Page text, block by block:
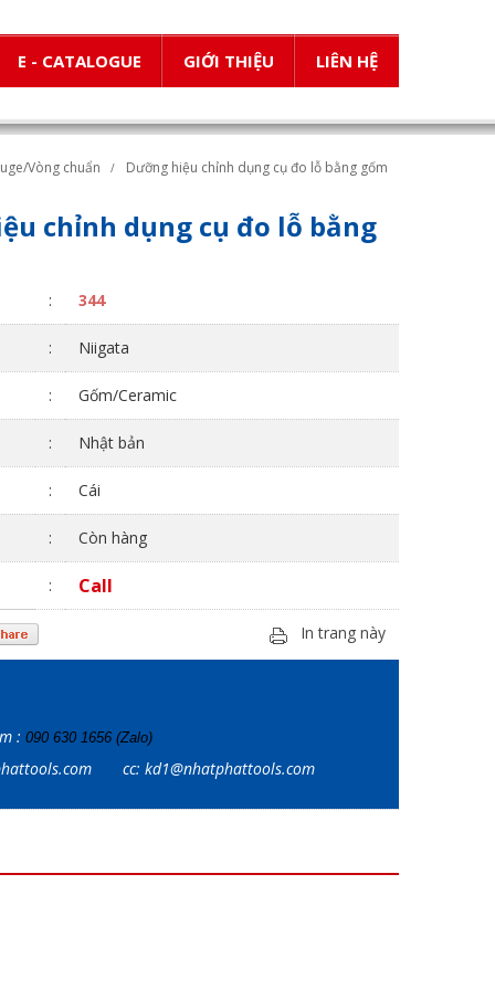
E - CATALOGUE GIỚI THIỆU LIÊN HỆ
Vòng chuẩn Dưỡng hiệu chỉnh dụng cụ đo lỗ bằng gốm
chỉnh dụng cụ đo lỗ bằng
: 344
: Niigata
: Gốm/Ceramic
: Nhật bản
: Cái
: Còn hàng
: Call
In trang này
: 090 630 1656 (Zalo)
cc: kd1@nhatphattools.com